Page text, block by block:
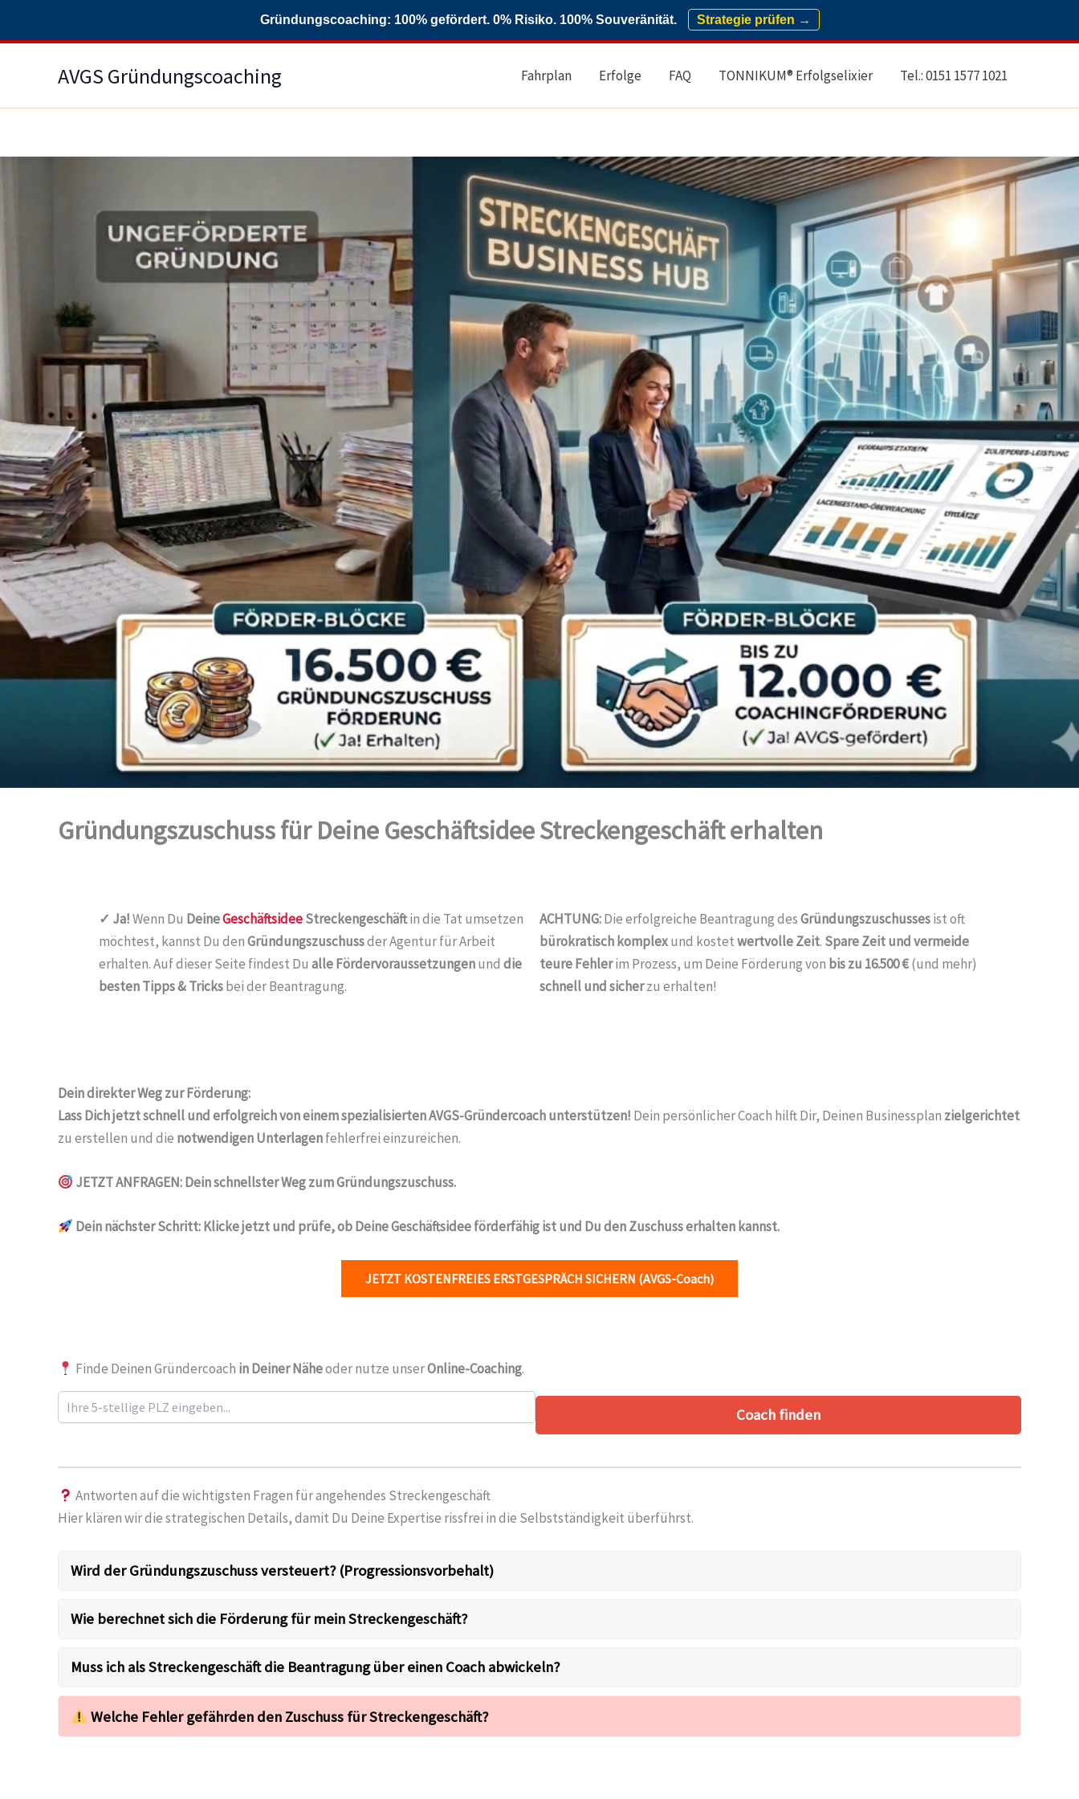
Gründungscoaching: 100% gefördert. 0% Risiko. 100% Souveränität. Strategie prüfen →
AVGS Gründungscoaching Fahrplan Erfolge FAQ TONNIKUM® Erfolgselixier Tel.: 0151 1577 1021
Gründungszuschuss für Deine Geschäftsidee Streckengeschäft erhalten
✓ Ja!Wenn Du DeineGeschäftsideeStreckengeschäftin die Tat umsetzen
möchtest, kannst Du denGründungszuschussder Agentur für Arbeit
erhalten. Auf dieser Seite findest Du alle Fördervoraussetzungenund die
besten Tipps & Tricksbei der Beantragung.
ACHTUNG:Die erfolgreiche Beantragung desGründungszuschussesist oft
bürokratisch komplexund kostetwertvolle Zeit. Spare Zeit und vermeide
teure Fehlerim Prozess, um Deine Förderung von bis zu 16.500 €(und mehr)
schnell und sicherzu erhalten!
Dein direkter Weg zur Förderung:
Lass Dich jetzt schnell und erfolgreich von einem spezialisierten AVGS-Gründercoach unterstützen! Dein persönlicher Coach hilft Dir, Deinen Businessplan zielgerichtet
zu erstellen und die notwendigen Unterlagenfehlerfrei einzureichen.
JETZT ANFRAGEN: Dein schnellster Weg zum Gründungszuschuss.
Dein nächster Schritt:Klicke jetzt und prüfe, ob Deine Geschäftsidee förderfähig ist und Du den Zuschuss erhalten kannst.
JETZT KOSTENFREIES ERSTGESPRÄCH SICHERN (AVGS-Coach)
Finde Deinen Gründercoach in Deiner Näheoder nutze unserOnline-Coaching.
Coach finden
Antworten auf die wichtigsten Fragen für angehendes Streckengeschäft
Hier klären wir die strategischen Details, damit Du Deine Expertise rissfrei in die Selbstständigkeit überführst.
Wird der Gründungszuschuss versteuert? (Progressionsvorbehalt)
Wie berechnet sich die Förderung für mein Streckengeschäft?
Muss ich als Streckengeschäft die Beantragung über einen Coach abwickeln?
Welche Fehler gefährden den Zuschuss für Streckengeschäft?